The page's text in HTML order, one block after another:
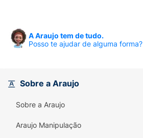
A Araujo tem de tudo.
Posso te ajudar de alguma forma?
Sobre a Araujo
Sobre a Araujo
Araujo Manipulação